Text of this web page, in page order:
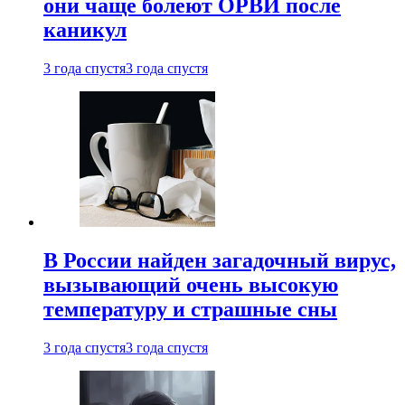
они чаще болеют ОРВИ после
каникул
3 года спустя3 года спустя
В России найден загадочный вирус,
вызывающий очень высокую
температуру и страшные сны
3 года спустя3 года спустя